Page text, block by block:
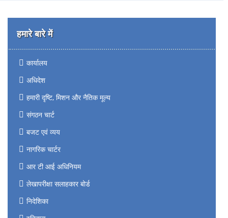
हमारे बारे में
कार्यालय
अधिदेश
हमारी दृष्टि, मिशन और नैतिक मूल्य
संगठन चार्ट
बजट एवं व्यय
नागरिक चार्टर
आर टी आई अधिनियम
लेखापरीक्षा सलाहकार बोर्ड
निदेशिका